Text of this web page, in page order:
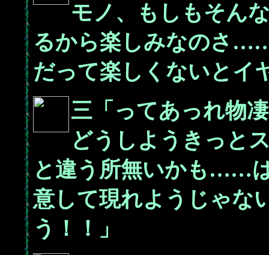
モノ、もしもそん
るから楽しみなのさ
だって楽しくないとイ
三「ってあっれ物
どうしようきっと
と違う所無いかも……
意して現れようじゃな
う！！」